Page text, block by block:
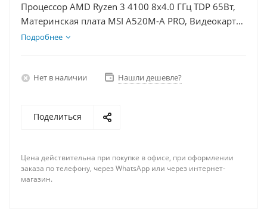
Процессор AMD Ryzen 3 4100 8x4.0 ГГц TDP 65Вт,
Материнская плата MSI A520M-A PRO, Видеокарта
RTX 4070S 12Гб, Память DDR4 64Gb, Диски SSD
Подробнее
Нет в наличии Нашли дешевле?
Поделиться
Цена действительна при покупке в офисе, при оформлении
заказа по телефону, через WhatsApp или через интернет-
магазин.